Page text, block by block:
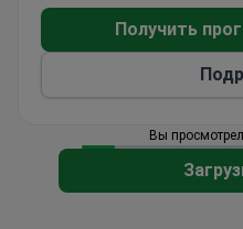
Получить
Вы